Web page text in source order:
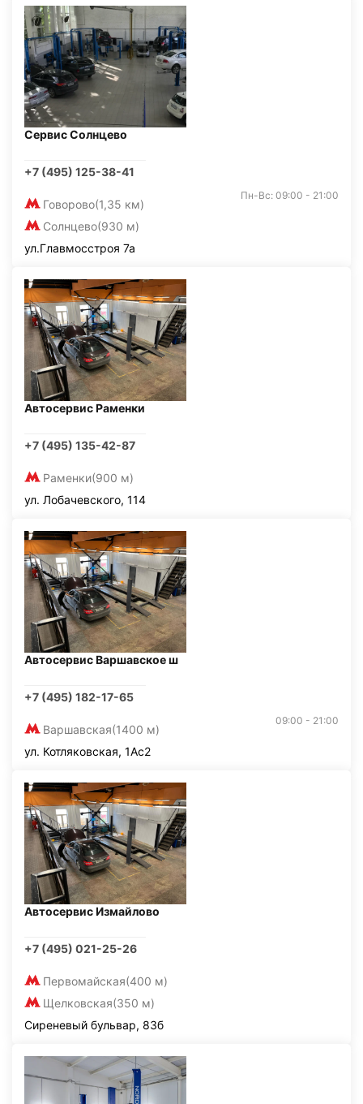
Сервис Солнцево
+7 (495) 125-38-41
Говорово(1,35 км)
Солнцево(930 м)
Пн-Вс: 09:00 - 21:00
ул.Главмосстроя 7а
Автосервис Раменки
+7 (495) 135-42-87
Раменки(900 м)
ул. Лобачевского, 114
Автосервис Варшавское ш
+7 (495) 182-17-65
Варшавская(1400 м)
09:00 - 21:00
ул. Котляковская, 1Ас2
Автосервис Измайлово
+7 (495) 021-25-26
Первомайская(400 м)
Щелковская(350 м)
Сиреневый бульвар, 83б